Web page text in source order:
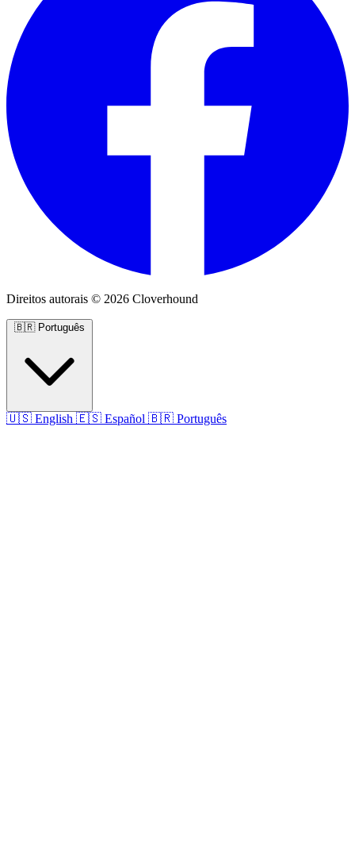
Direitos autorais © 2026 Cloverhound
🇧🇷 Português
🇺🇸 English 🇪🇸 Español 🇧🇷 Português